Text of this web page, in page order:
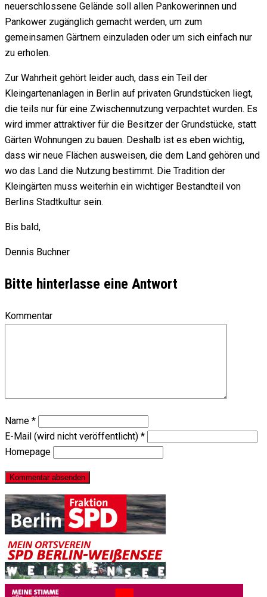
neuerschlossene Gelände soll allen Pankowerinnen und
Pankower zugänglich gemacht werden, um zum
gemeinsamen Gärtnern einzuladen oder um sich einfach nur
zu erholen.
Zur Wahrheit gehört leider auch, dass ein Teil der
Kleingartenanlagen in Berlin auf privaten Grundstücken liegt,
die teils nur für eine Zwischennutzung verpachtet wurden. Es
wird immer attraktiver für die Besitzer der Grundstücke, statt
Gärten Wohnungen zu bauen. Deshalb ist es eben wichtig,
dass wir neue Flächen ausweisen, die dem Land gehören und
wo das Land die Nutzung bestimmt. Die Tradition der
Kleingärten muss weiterhin ein wichtiger Bestandteil von
Berlins Stadtkultur sein.
Bis bald,
Dennis Buchner
Bitte hinterlasse eine Antwort
Kommentar
Name *
E-Mail (wird nicht veröffentlicht) *
Homepage